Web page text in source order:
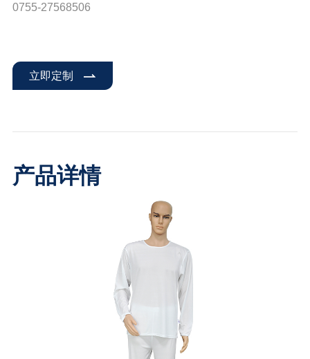
0755-27568506
立即定制
产品详情